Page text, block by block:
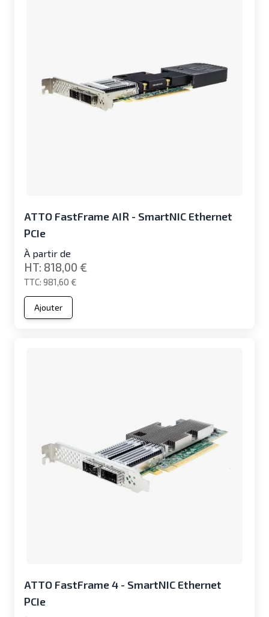
ATTO FastFrame AIR - SmartNIC Ethernet
PCIe
À partir de
981,60 €
818,00 €
Ajouter
ATTO FastFrame 4 - SmartNIC Ethernet
PCIe